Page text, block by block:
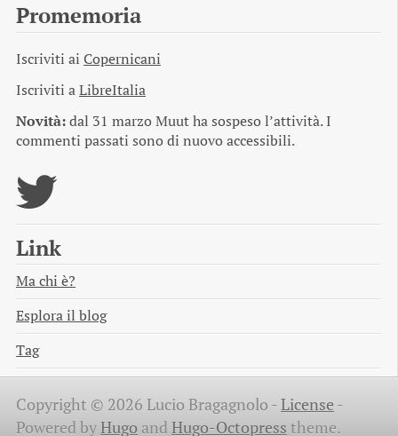
Promemoria
Iscriviti ai Copernicani
Iscriviti aLibreItalia
Novità:dal 31 marzo Muut ha sospeso l’attività. I
commenti passati sono di nuovo accessibili.
Link
Ma chi è?
Esplora il blog
Tag
Copyright © 2026 Lucio Bragagnolo -License -
Powered byHugo and Hugo-Octopress theme.